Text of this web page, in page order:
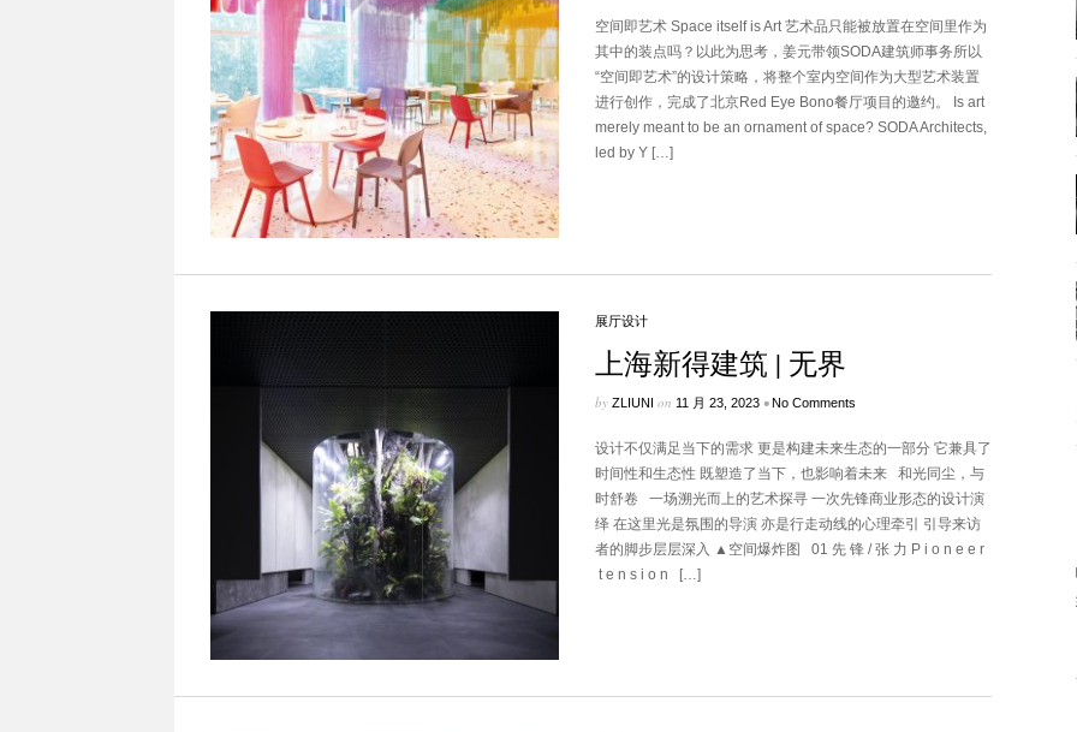
空间即艺术 Space itself is Art 艺术品只能被放置在空间里作为
其中的装点吗？以此为思考，姜元带领SODA建筑师事务所以
“空间即艺术”的设计策略，将整个室内空间作为大型艺术装置
进行创作，完成了北京Red Eye Bono餐厅项目的邀约。 Is art
merely meant to be an ornament of space? SODA Architects,
led by Y […]
展厅设计
上海新得建筑 | 无界
by ZLIUNI on 11 月 23, 2023 •No Comments
​设计不仅满足当下的需求 更是构建未来生态的一部分 它兼具了
时间性和生态性 既塑造了当下，也影响着未来 和光同尘，与
时舒卷 一场溯光而上的艺术探寻 一次先锋商业形态的设计演
绎 在这里光是氛围的导演 亦是行走动线的心理牵引 引导来访
者的脚步层层深入 ▲空间爆炸图 01 先 锋 / 张 力 P i o n e e r
t e n s i o n […]